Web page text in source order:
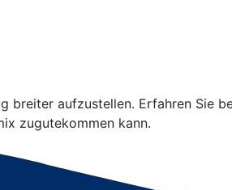
aufzustellen. Erfahren Sie
zugutekommen kann.